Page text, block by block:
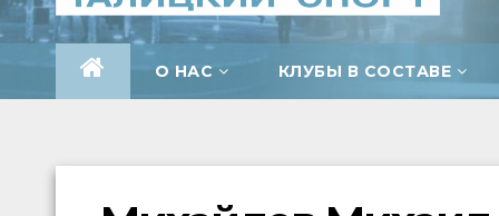
О НАС КЛУБЫ В СОСТАВЕ